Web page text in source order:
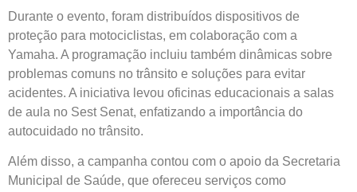
Durante o evento, foram distribuídos dispositivos de
proteção para motociclistas, em colaboração com a
Yamaha. A programação incluiu também dinâmicas sobre
problemas comuns no trânsito e soluções para evitar
acidentes. A iniciativa levou oficinas educacionais a salas
de aula no Sest Senat, enfatizando a importância do
autocuidado no trânsito.
Além disso, a campanha contou com o apoio da Secretaria
Municipal de Saúde, que ofereceu serviços como